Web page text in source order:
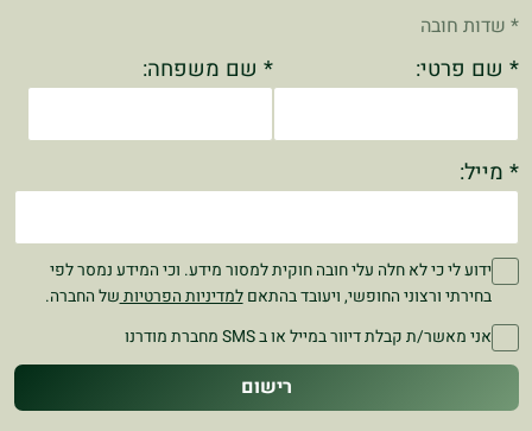
* שדות חובה
* שם פרטי: * שם משפחה:
* מייל:
ידוע לי כי לא חלה עלי חובה חוקית למסור מידע. וכי המידע נמסר לפי
בחירתי ורצוני החופשי, ויעובד בהתאםלמדיניות הפרטיותשל החברה.
אני מאשר/ת קבלת דיוור במייל או ב SMS מחברת מודרנו
רישום